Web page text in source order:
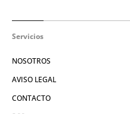
Servicios
NOSOTROS
AVISO LEGAL
CONTACTO